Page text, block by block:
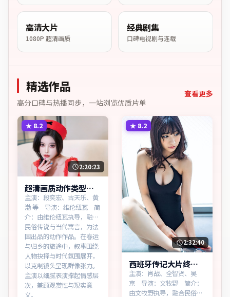
高清大片
1080P 超清画质
经典剧集
口碑电视剧与连载
精选作品
高分口碑与热播同步，一站浏览优质片单
查看更多
★ 8.2
2:20:23
超清画质动作类型逆
光追缉无广告观看
主演：段奕宏、古天乐、黄
渤 等 导演：维伦纽瓦 简
介：由维伦纽瓦执导，融合
民俗传说与当代寓言，为法
国出品的动作作品。在春运
与归乡的旅途中，叙事围绕
人物抉择与时代氛围展开，
以克制镜头呈现群像张力。
主演以细腻表演撑起情感层
次，兼顾观赏性与现实意
义。
★ 8.2
2:32:40
西班牙传记大片终局
边界热播更新中
主演：肖战、全智贤、吴
京 导演：文牧野 简介：
由文牧野执导，融合民俗传